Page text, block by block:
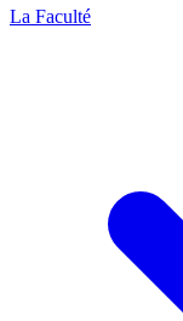
La Faculté